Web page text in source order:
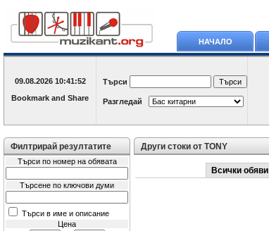
НАЧАЛО
09.08.2026 10:41:52 Търси
Разгледай
Филтрирай резултатите
Търси по номер на обявата
Търсене по ключови думи
Търси в име и описание
Цена
Други стоки от TONY
Всички обяви